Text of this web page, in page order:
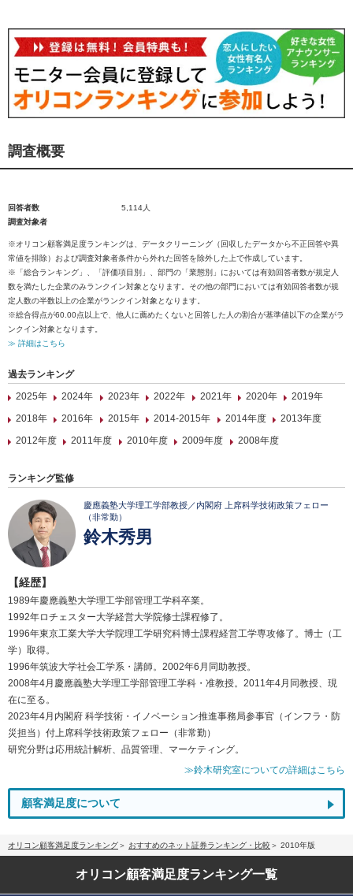
調査概要
回答者数
5,114人
調査対象者
※オリコン顧客満足度ランキングは、データクリーニング（回収したデータから不正回答や異
常値を排除）および調査対象者条件から外れた回答を除外した上で作成しています。
※「総合ランキング」、「評価項目別」、部門の「業態別」においては有効回答者数が規定人
数を満たした企業のみランクイン対象となります。その他の部門においては有効回答者数が規
定人数の半数以上の企業がランクイン対象となります。
※総合得点が60.00点以上で、他人に薦めたくないと回答した人の割合が基準値以下の企業がラ
ンクイン対象となります。
≫ 詳細はこちら
過去ランキング
2025年
2024年 2023年 2022年 2021年 2020年
2019年
2018年
2016年 2015年 2014-2015年 2014年度
2013年度
2012年度
2011年度 2010年度 2009年度 2008年度
ランキング監修
慶應義塾大学理工学部教授／内閣府 上席科学技術政策フェロー
（非常勤）
鈴木秀男
【経歴】
1989年慶應義塾大学理工学部管理工学科卒業。
1992年ロチェスター大学経営大学院修士課程修了。
1996年東京工業大学大学院理工学研究科博士課程経営工学専攻修了。博士（工
学）取得。
1996年筑波大学社会工学系・講師。2002年6月同助教授。
2008年4月慶應義塾大学理工学部管理工学科・准教授。2011年4月同教授、現
在に至る。
2023年4月内閣府 科学技術・イノベーション推進事務局参事官（インフラ・防
災担当）付上席科学技術政策フェロー（非常勤）
研究分野は応用統計解析、品質管理、マーケティング。
≫鈴木研究室についての詳細はこちら
顧客満足度について
オリコン顧客満足度ランキング おすすめのネット証券ランキング・比較 2010年版
オリコン顧客満足度ランキング一覧